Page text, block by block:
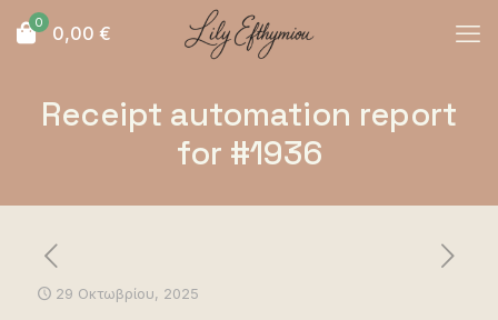
0 0,00 €
Receipt automation report
for #1936
29 Οκτωβρίου, 2025